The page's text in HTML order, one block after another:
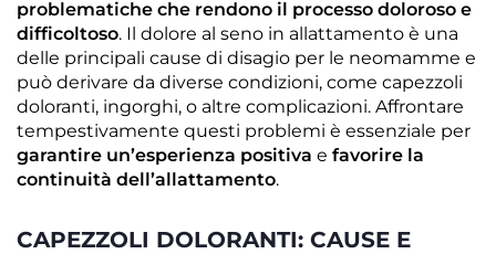
problematiche che rendono il processo doloroso e
difficoltoso. Il dolore al seno in allattamento è una
delle principali cause di disagio per le neomamme e
può derivare da diverse condizioni, come capezzoli
doloranti, ingorghi, o altre complicazioni. Affrontare
tempestivamente questi problemi è essenziale per
garantire un’esperienza positiva e favorire la
continuità dell’allattamento.
CAPEZZOLI DOLORANTI: CAUSE E